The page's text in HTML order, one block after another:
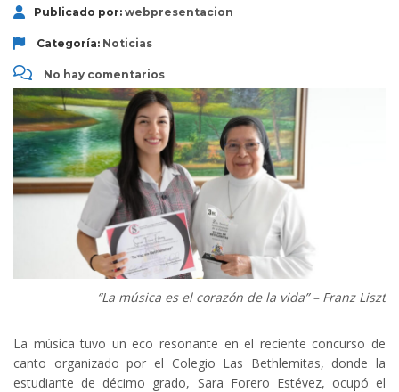
Publicado por: webpresentacion
Categoría: Noticias
No hay comentarios
“La música es el corazón de la vida” – Franz Liszt
La música tuvo un eco resonante en el reciente concurso de
canto organizado por el Colegio Las Bethlemitas, donde la
estudiante de décimo grado, Sara Forero Estévez, ocupó el